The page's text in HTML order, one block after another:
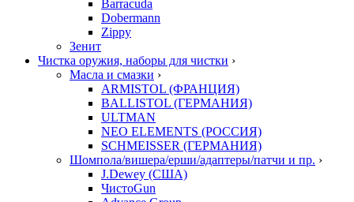
Barracuda
Dobermann
Zippy
Зенит
Чистка оружия, наборы для чистки ›
Масла и смазки ›
ARMISTOL (ФРАНЦИЯ)
BALLISTOL (ГЕРМАНИЯ)
ULTMAN
NEO ELEMENTS (РОССИЯ)
SCHMEISSER (ГЕРМАНИЯ)
Шомпола/вишера/ерши/адаптеры/патчи и пр. ›
J.Dewey (США)
ЧистоGun